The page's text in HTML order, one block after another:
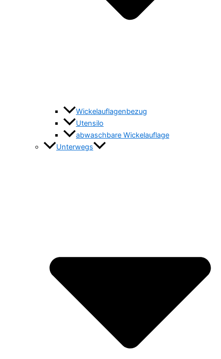
Wickelauflagenbezug
Utensilo
abwaschbare Wickelauflage
Unterwegs